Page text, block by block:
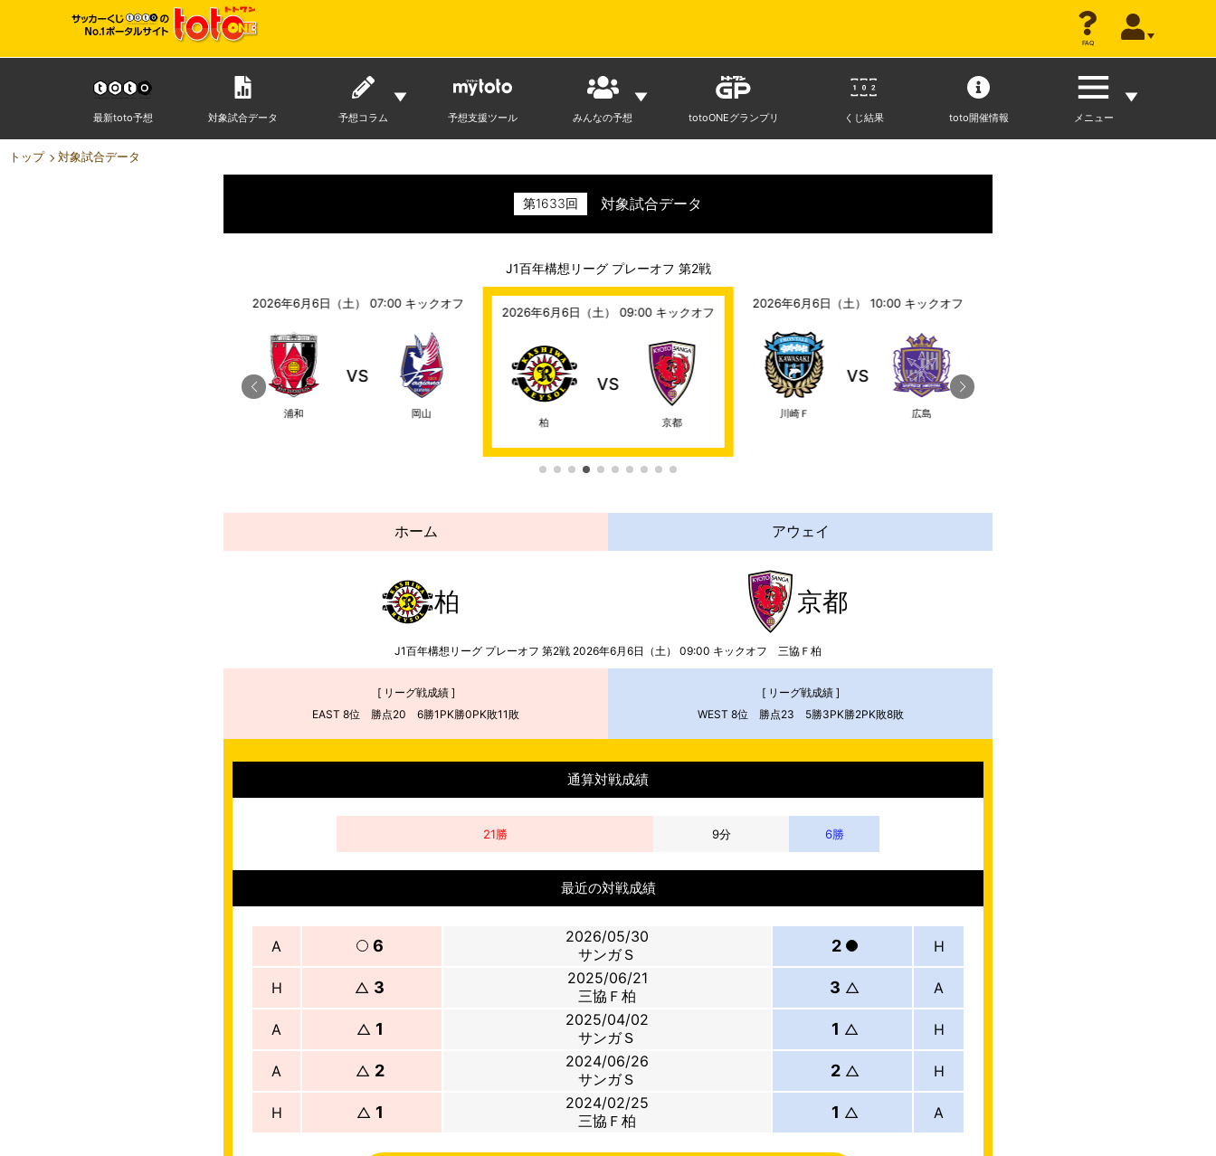
FAQ
最新toto予想 対象試合データ 予想コラム 予想支援ツール みんなの予想 totoONEグランプリ くじ結果 toto開催情報 メニュー
トップ 対象試合データ
第1633回 対象試合データ
J1百年構想リーグ プレーオフ 第2戦
2026年6月6日（土） 07:00 キックオフ
浦和
VS
岡山
2026年6月6日（土） 09:00 キックオフ
柏
VS
京都
2026年6月6日（土） 10:00 キックオフ
川崎Ｆ
VS
広島
ホーム アウェイ
柏 京都
J1百年構想リーグ プレーオフ 第2戦 2026年6月6日（土） 09:00 キックオフ 三協Ｆ柏
[ リーグ戦成績 ]
EAST 8位 勝点20 6勝1PK勝0PK敗11敗
[ リーグ戦成績 ]
WEST 8位 勝点23 5勝3PK勝2PK敗8敗
通算対戦成績
21勝 9分 6勝
最近の対戦成績
A 6
2026/05/30
サンガＳ
2 H
H △ 3
2025/06/21
三協Ｆ柏
3 △ A
A △ 1
2025/04/02
サンガＳ
1 △ H
A △ 2
2024/06/26
サンガＳ
2 △ H
H △ 1
2024/02/25
三協Ｆ柏
1 △ A